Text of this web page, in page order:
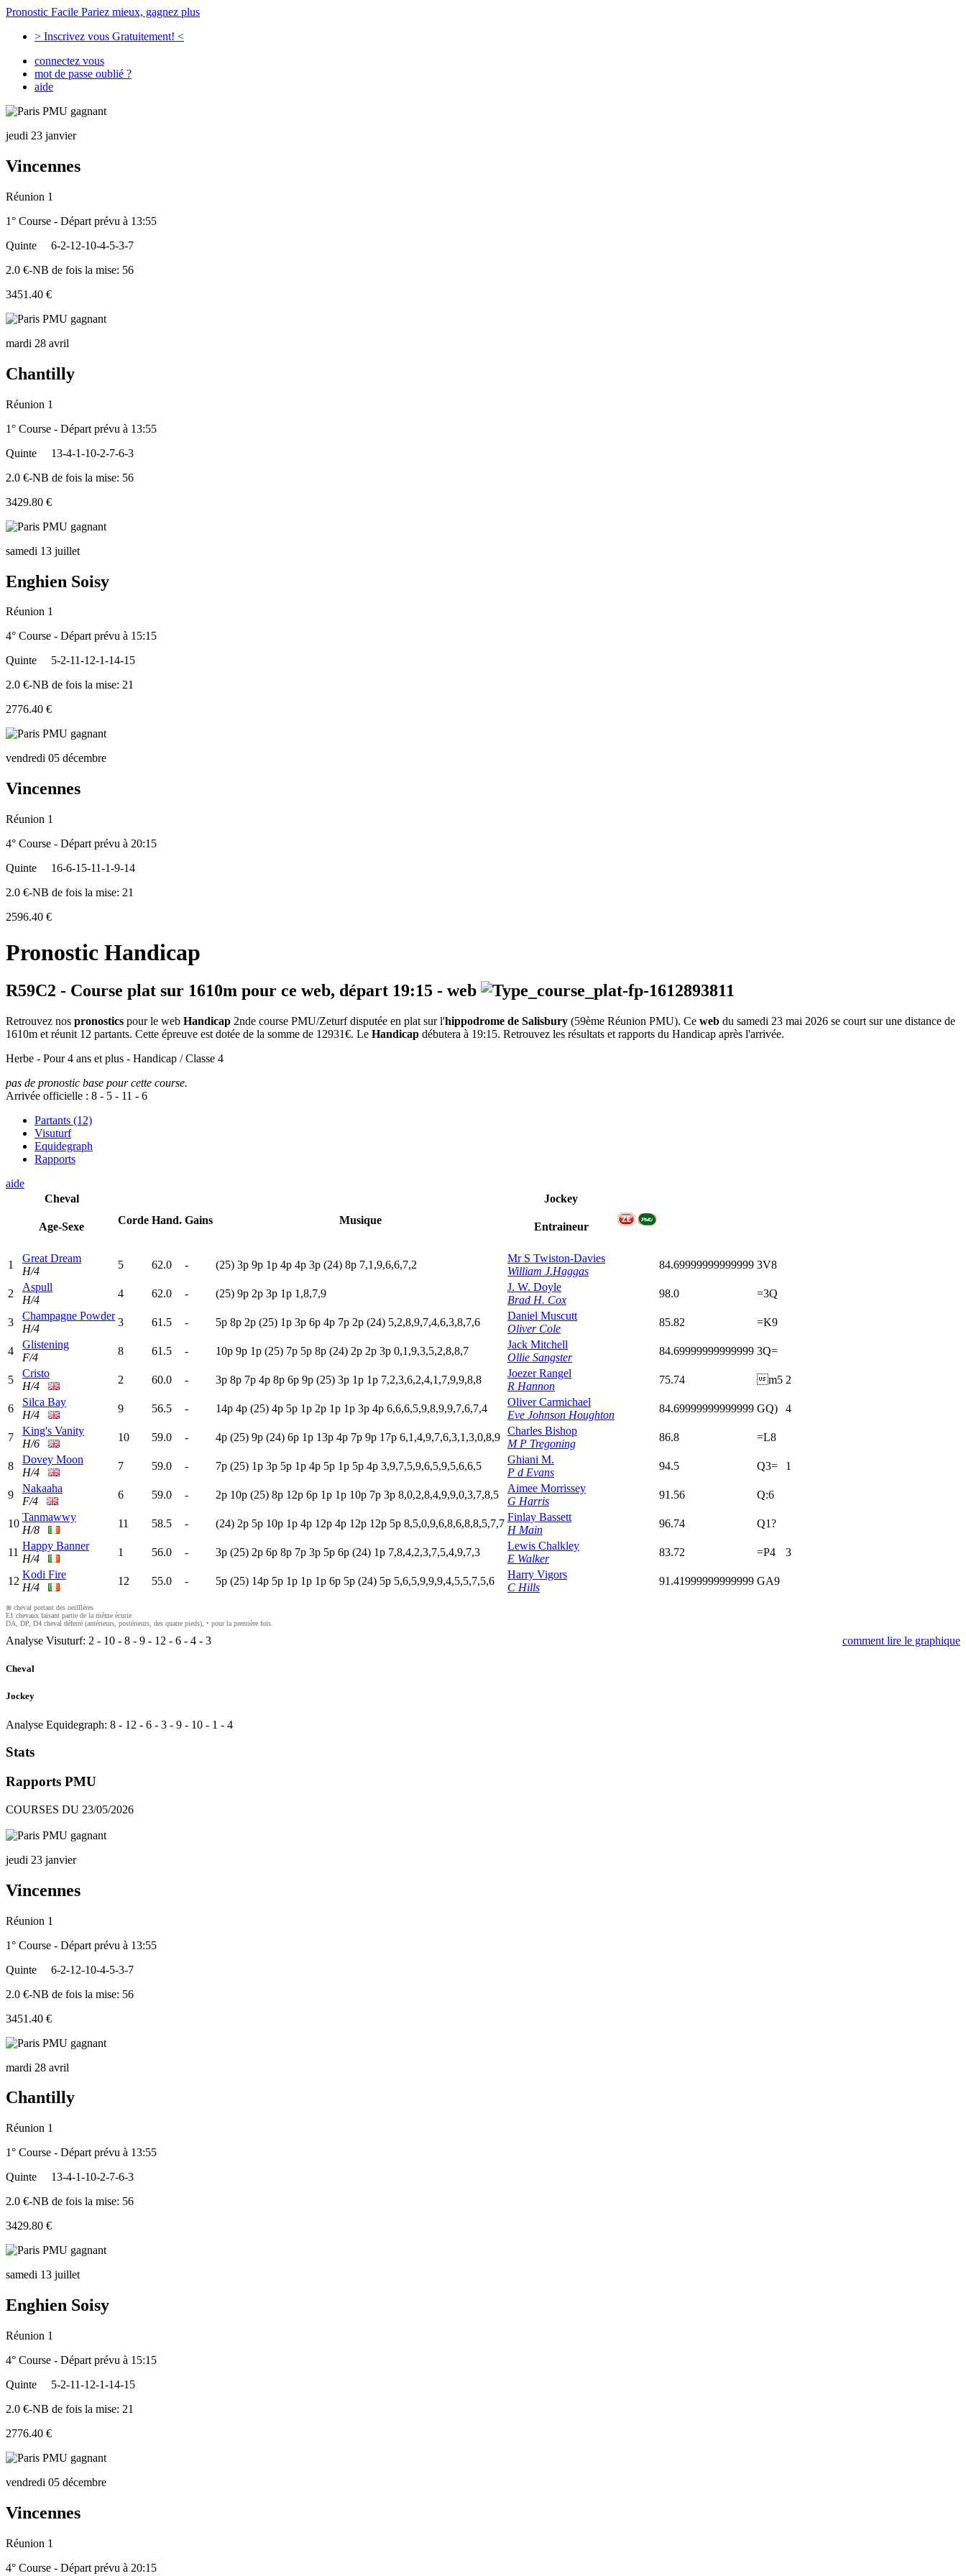
Pronostic Facile Pariez mieux, gagnez plus
> Inscrivez vous Gratuitement! <
connectez vous
mot de passe oublié ?
aide
jeudi 23 janvier
Vincennes
Réunion 1
1° Course - Départ prévu à 13:55
Quinte
6-2-12-10-4-5-3-7
2.0 €-NB de fois la mise: 56
3451.40 €
mardi 28 avril
Chantilly
Réunion 1
1° Course - Départ prévu à 13:55
Quinte
13-4-1-10-2-7-6-3
2.0 €-NB de fois la mise: 56
3429.80 €
samedi 13 juillet
Enghien Soisy
Réunion 1
4° Course - Départ prévu à 15:15
Quinte
5-2-11-12-1-14-15
2.0 €-NB de fois la mise: 21
2776.40 €
vendredi 05 décembre
Vincennes
Réunion 1
4° Course - Départ prévu à 20:15
Quinte
16-6-15-11-1-9-14
2.0 €-NB de fois la mise: 21
2596.40 €
Pronostic Handicap
R59C2 - Course plat sur 1610m pour ce web, départ 19:15 - web
Retrouvez nos pronostics pour le web Handicap 2nde course PMU/Zeturf disputée en plat sur l'hippodrome de Salisbury (59ème Réunion PMU). Ce web du samedi 23 mai 2026 se court sur une distance de
1610m et réunit 12 partants. Cette épreuve est dotée de la somme de 12931€. Le Handicap débutera à 19:15. Retrouvez les résultats et rapports du Handicap après l'arrivée.
Herbe - Pour 4 ans et plus - Handicap / Classe 4
pas de pronostic base pour cette course.
Arrivée officielle : 8 - 5 - 11 - 6
Partants (12)
Visuturf
Equidegraph
Rapports
aide
Cheval
Age-Sexe
Corde Hand. Gains Musique
Jockey
Entraineur
1
Great Dream
H/4
5 62.0 - (25) 3p 9p 1p 4p 4p 3p (24) 8p 7,1,9,6,6,7,2
Mr S Twiston-Davies
William J.Haggas
84.69999999999999 3V8
2
Aspull
H/4
4 62.0 - (25) 9p 2p 3p 1p 1,8,7,9
J. W. Doyle
Brad H. Cox
98.0 =3Q
3
Champagne Powder
H/4
3 61.5 - 5p 8p 2p (25) 1p 3p 6p 4p 7p 2p (24) 5,2,8,9,7,4,6,3,8,7,6
Daniel Muscutt
Oliver Cole
85.82 =K9
4
Glistening
F/4
8 61.5 - 10p 9p 1p (25) 7p 5p 8p (24) 2p 2p 3p 0,1,9,3,5,2,8,8,7
Jack Mitchell
Ollie Sangster
84.69999999999999 3Q=
5
Cristo
H/4
2 60.0 - 3p 8p 7p 4p 8p 6p 9p (25) 3p 1p 1p 7,2,3,6,2,4,1,7,9,9,8,8
Joezer Rangel
R Hannon
75.74 m5 2
6
Silca Bay
H/4
9 56.5 - 14p 4p (25) 4p 5p 1p 2p 1p 1p 3p 4p 6,6,6,5,9,8,9,9,7,6,7,4
Oliver Carmichael
Eve Johnson Houghton
84.69999999999999 GQ) 4
7
King's Vanity
H/6
10 59.0 - 4p (25) 9p (24) 6p 1p 13p 4p 7p 9p 17p 6,1,4,9,7,6,3,1,3,0,8,9
Charles Bishop
M P Tregoning
86.8 =L8
8
Dovey Moon
H/4
7 59.0 - 7p (25) 1p 3p 5p 1p 4p 5p 1p 5p 4p 3,9,7,5,9,6,5,9,5,6,6,5
Ghiani M.
P d Evans
94.5 Q3= 1
9
Nakaaha
F/4
6 59.0 - 2p 10p (25) 8p 12p 6p 1p 1p 10p 7p 3p 8,0,2,8,4,9,9,0,3,7,8,5
Aimee Morrissey
G Harris
91.56 Q:6
10
Tanmawwy
H/8
11 58.5 - (24) 2p 5p 10p 1p 4p 12p 4p 12p 12p 5p 8,5,0,9,6,8,6,8,8,5,7,7
Finlay Bassett
H Main
96.74 Q1?
11
Happy Banner
H/4
1 56.0 - 3p (25) 2p 6p 8p 7p 3p 5p 6p (24) 1p 7,8,4,2,3,7,5,4,9,7,3
Lewis Chalkley
E Walker
83.72 =P4 3
12
Kodi Fire
H/4
12 55.0 - 5p (25) 14p 5p 1p 1p 1p 6p 5p (24) 5p 5,6,5,9,9,9,4,5,5,7,5,6
Harry Vigors
C Hills
91.41999999999999 GA9
⊗ cheval portant des oeilllères
E1 chevaux faisant partie de la même écurie
DA, DP, D4 cheval déferré (antérieurs, postérieurs, des quatre pieds), • pour la première fois.
Analyse Visuturf: 2 - 10 - 8 - 9 - 12 - 6 - 4 - 3 comment lire le graphique
Cheval
Jockey
Analyse Equidegraph: 8 - 12 - 6 - 3 - 9 - 10 - 1 - 4
Stats
Rapports PMU
COURSES DU 23/05/2026
jeudi 23 janvier
Vincennes
Réunion 1
1° Course - Départ prévu à 13:55
Quinte
6-2-12-10-4-5-3-7
2.0 €-NB de fois la mise: 56
3451.40 €
mardi 28 avril
Chantilly
Réunion 1
1° Course - Départ prévu à 13:55
Quinte
13-4-1-10-2-7-6-3
2.0 €-NB de fois la mise: 56
3429.80 €
samedi 13 juillet
Enghien Soisy
Réunion 1
4° Course - Départ prévu à 15:15
Quinte
5-2-11-12-1-14-15
2.0 €-NB de fois la mise: 21
2776.40 €
vendredi 05 décembre
Vincennes
Réunion 1
4° Course - Départ prévu à 20:15